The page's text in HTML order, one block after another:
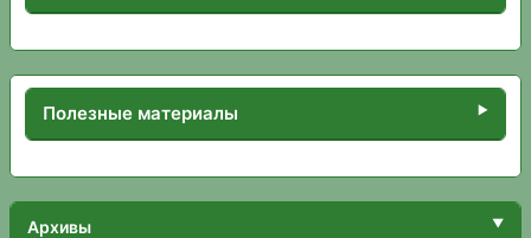
Полезные материалы
Архивы